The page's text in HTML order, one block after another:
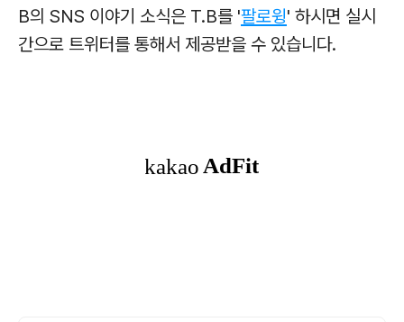
B의 SNS 이야기 소식은 T.B를 '팔로윙' 하시면 실시
간으로 트위터를 통해서 제공받을 수 있습니다.